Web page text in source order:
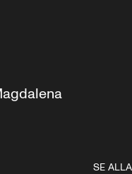
SE ALLA